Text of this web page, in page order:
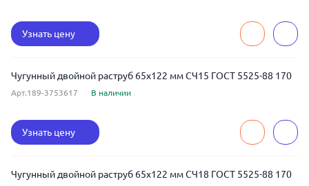
Узнать цену
Чугунный двойной раструб 65x122 мм СЧ15 ГОСТ 5525-88 170
Арт.189-3753617 В наличии
Узнать цену
Чугунный двойной раструб 65x122 мм СЧ18 ГОСТ 5525-88 170